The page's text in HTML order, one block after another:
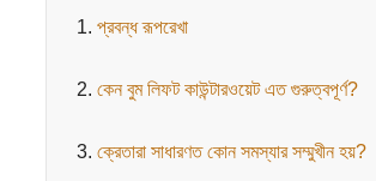
প্রবন্ধ রূপরেখা
কেন বুম লিফট কাউন্টারওয়েট এত গুরুত্বপূর্ণ?
ক্রেতারা সাধারণত কোন সমস্যার সম্মুখীন হয়?